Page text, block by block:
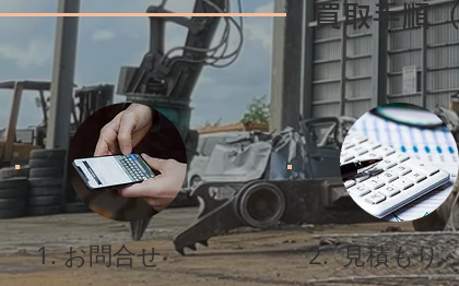
買取手順（
1. お問合せ 2. 見積もり